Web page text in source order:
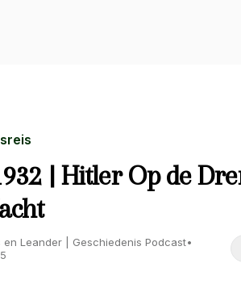
| Hitler Op de
en Leander | Geschiedenis Podcast•